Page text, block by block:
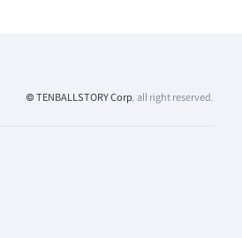
© TENBALLSTORY Corp. all right reserved.